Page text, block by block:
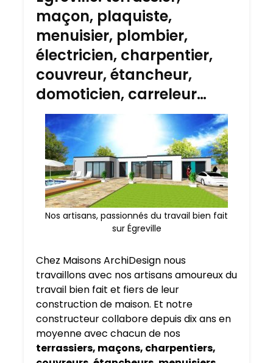
maçon, plaquiste,
menuisier, plombier,
électricien, charpentier,
couvreur, étancheur,
domoticien, carreleur…
Nos artisans, passionnés du travail bien fait
sur Égreville
Chez Maisons ArchiDesign nous
travaillons avec nos artisans amoureux du
travail bien fait et fiers de leur
construction de maison. Et notre
constructeur collabore depuis dix ans en
moyenne avec chacun de nos
terrassiers, maçons, charpentiers,